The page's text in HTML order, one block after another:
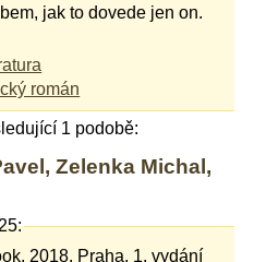
jak to dovede jen on.
román
1 podobě:
Zelenka Michal,
2018, Praha, 1. vydání